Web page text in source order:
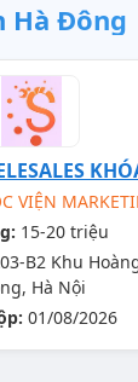
Hà Đông
VIỆN
15-20 triệu
B2 Khu
Hà Nội
01/08/2026